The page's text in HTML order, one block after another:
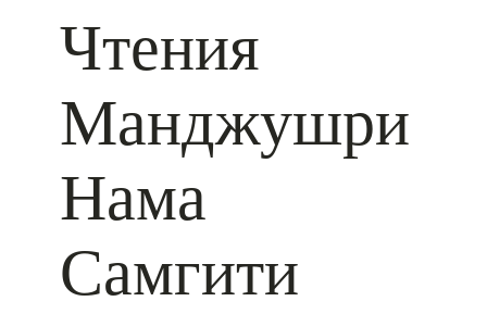
Чтения
Манджушри
Нама
Самгити